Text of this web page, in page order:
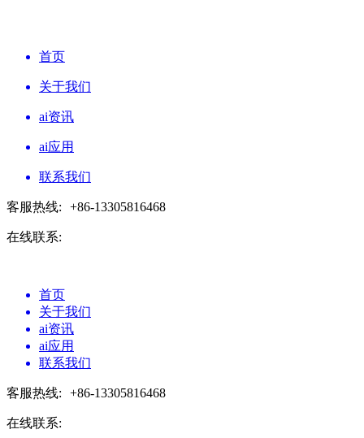
首页
关于我们
ai资讯
ai应用
联系我们
客服热线: +86-13305816468
在线联系:
首页
关于我们
ai资讯
ai应用
联系我们
客服热线: +86-13305816468
在线联系: